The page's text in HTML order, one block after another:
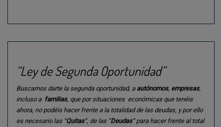
“Ley de Segunda Oportunidad”
Buscamos darte la segunda oportunidad, a autónomos, empresas,
incluso a familias, que por situaciones económicas que tenéis
ahora, no podéis hacer frente a la totalidad de las deudas, y por ello
es necesario las “Quitas“, de las “Deudas” para hacer frente al total